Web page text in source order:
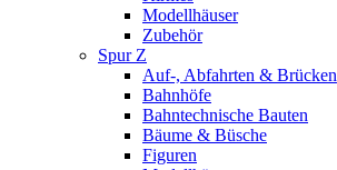
Modellhäuser
Zubehör
Spur Z
Auf-, Abfahrten & Brücken
Bahnhöfe
Bahntechnische Bauten
Bäume & Büsche
Figuren